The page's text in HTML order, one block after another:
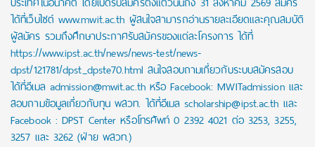
ได้ที่เว็บไซต์ www.mwit.ac.th ผู้สนใจสามารถอ่านรายละเอียดและคุณสมบัติ
ผู้สมัคร รวมถึงศึกษาประกาศรับสมัครของแต่ละโครงการ ได้ที่
https://www.ipst.ac.th/news/news-test/news-
dpst/121781/dpst_dpste70.html สนใจสอบถามเกี่ยวกับระบบสมัครสอบ
ได้ที่อีเมล admission@mwit.ac.th หรือ Facebook: MWITadmission และ
สอบถามข้อมูลเกี่ยวกับทุน พสวท. ได้ที่อีเมล scholarship@ipst.ac.th และ
Facebook : DPST Center หรือโทรศัพท์ 0 2392 4021 ต่อ 3253, 3255,
3257 และ 3262 (ฝ่าย พสวท.)